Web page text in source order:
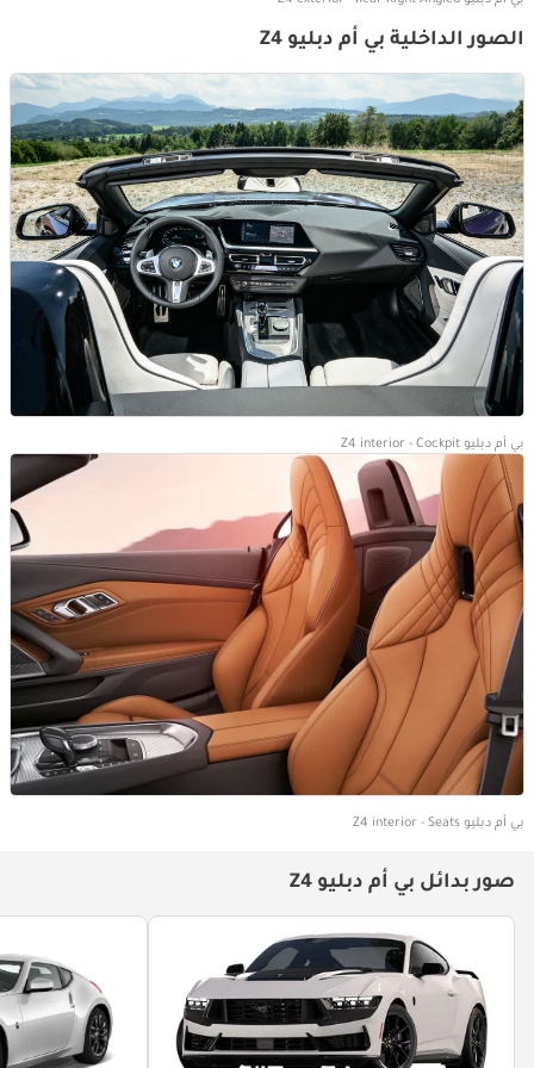
الصور الداخلية بي أم دبليو Z4
بي أم دبليو Z4 interior - Cockpit
بي أم دبليو Z4 interior - Seats
صور بدائل بي أم دبليو Z4